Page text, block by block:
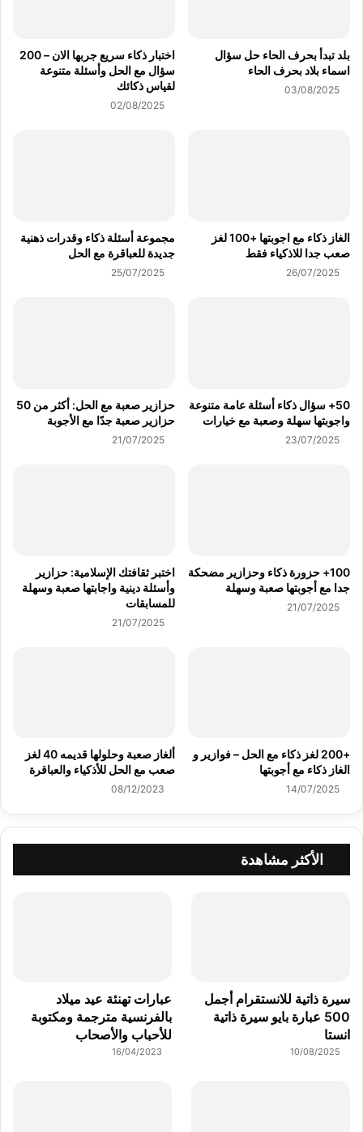
بلد تبدأ بحرف الحاء حل سؤال
اسماء بلاد بحرف الحاء
03/08/2025
اختبار ذكاء سريع جربها الان – 200
سؤال مع الحل وأسئلة متنوعة
لقياس ذكائك
02/08/2025
الغاز ذكاء مع اجوبتها +100 لغز
صعب جدا للاذكياء فقط
26/07/2025
مجموعة أسئلة ذكاء وقدرات ذهنية
جديدة للعباقرة مع الحل
25/07/2025
50+ سؤال ذكاء أسئلة عامة متنوعة
واجوبتها سهلة وصعبة مع خيارات
23/07/2025
حزازير صعبة مع الحل: أكثر من 50
حزازير صعبة جدًا مع الأجوبة
21/07/2025
100+ حزورة ذكاء وحزازير مضحكة
جدا مع أجوبتها صعبة وسهلة
21/07/2025
اختبر ثقافتك الإسلامية: حزازير
وأسئلة دينية واجابتها صعبة وسهلة
للمسابقات
21/07/2025
+200 لغز ذكاء مع الحل – فوازير و
الغاز ذكاء مع أجوبتها
14/07/2025
ألغاز صعبة وحلولها قديمه 40 لغز
صعب مع الحل للأذكياء والعباقرة
08/12/2023
الأكثر مشاهدة
سيرة ذاتية للانستقرام أجمل
500 عبارة بايو سيرة ذاتية
انستا
10/08/2025
عبارات تهنئة عيد ميلاد
بالفرنسية مترجمة ومكتوبة
للأحباب والأصحاب
16/04/2023